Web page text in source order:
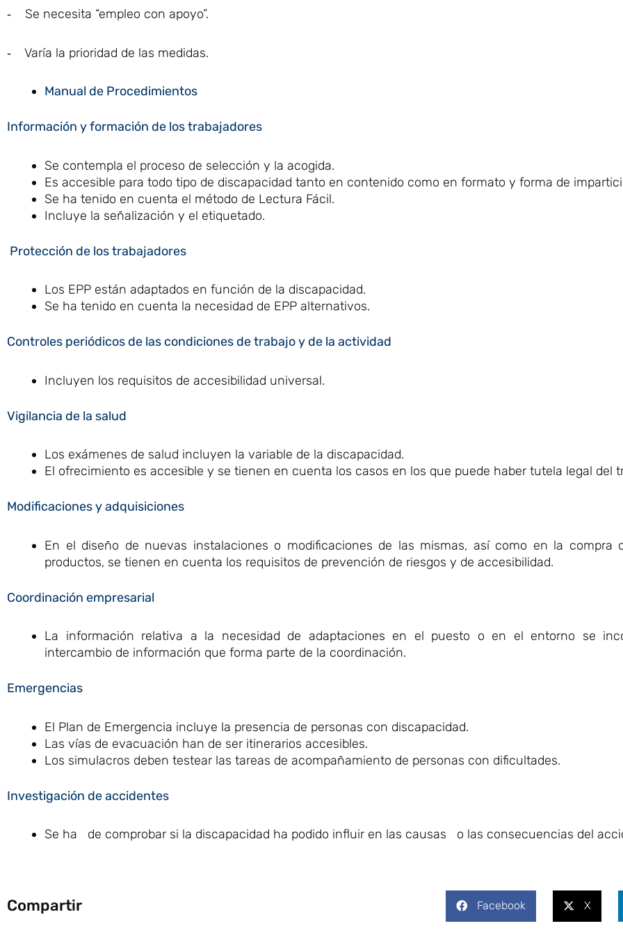
‐ Se necesita “empleo con apoyo”.
‐ Varía la prioridad de las medidas.
Manual de Procedimientos
Información y formación de los trabajadores
Se contempla el proceso de selección y la acogida.
Es accesible para todo tipo de discapacidad tanto en contenido como en formato y forma de
Se ha tenido en cuenta el método de Lectura Fácil.
Incluye la señalización y el etiquetado.
Protección de los trabajadores
Los EPP están adaptados en función de la discapacidad.
Se ha tenido en cuenta la necesidad de EPP alternativos.
Controles periódicos de las condiciones de trabajo y de la actividad
Incluyen los requisitos de accesibilidad universal.
Vigilancia de la salud
Los exámenes de salud incluyen la variable de la discapacidad.
El ofrecimiento es accesible y se tienen en cuenta los casos en los que puede haber tutela legal del
Modificaciones y adquisiciones
En el diseño de nuevas instalaciones o modificaciones de las mismas, así como en la compra
productos, se tienen en cuenta los requisitos de prevención de riesgos y de accesibilidad.
Coordinación empresarial
La información relativa a la necesidad de adaptaciones en el puesto o en el entorno se
intercambio de información que forma parte de la coordinación.
Emergencias
El Plan de Emergencia incluye la presencia de personas con discapacidad.
Las vías de evacuación han de ser itinerarios accesibles.
Los simulacros deben testear las tareas de acompañamiento de personas con dificultades.
Investigación de accidentes
Se ha de comprobar si la discapacidad ha podido influir en las causas o las consecuencias del
Compartir Facebook X